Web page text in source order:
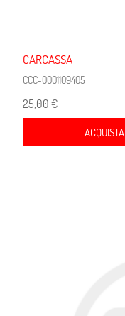
CARCASSA
CCC-0001109405
25,00 €
ACQUISTA